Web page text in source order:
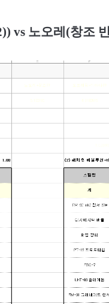
vs 노오레 (창조